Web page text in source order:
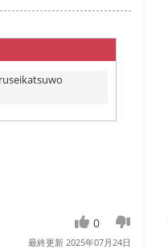
0
最終更新 2025年07月24日